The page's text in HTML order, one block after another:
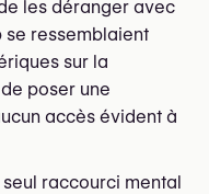
les déranger avec
se ressemblaient
sur la
poser une
accès évident à
raccourci mental